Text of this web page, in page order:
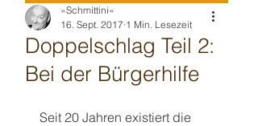
Doppelschlag Teil 2:
Bei der Bürgerhilfe
»Schmittini«
16. Sept. 2017 1 Min. Lesezeit
Seit 20 Jahren existiert die